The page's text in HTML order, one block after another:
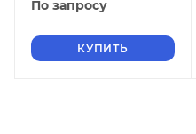
По запросу
КУПИТЬ